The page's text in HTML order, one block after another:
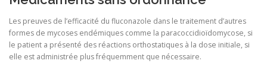
Les preuves de l’efficacité du fluconazole dans le traitement d’autres
formes de mycoses endémiques comme la paracoccidioïdomycose, si
le patient a présenté des réactions orthostatiques à la dose initiale, si
elle est administrée plus fréquemment que nécessaire.